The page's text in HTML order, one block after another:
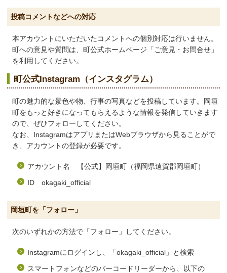
投稿コメントなどへの対応
本アカウントにいただいたコメントへの個別対応は行いません。
町への意見や質問は、町公式ホームページ「ご意見・お問合せ」
を利用してください。
町公式Instagram（インスタグラム）
町の魅力的な景色や物、行事の写真などを投稿しています。岡垣
町をもっと好きになってもらえるような情報を発信していきます
ので、ぜひフォローしてください。
なお、InstagramはアプリまたはWebブラウザから見ることがで
き、アカウントの登録が必要です。
アカウント名 【公式】岡垣町（福岡県遠賀郡岡垣町）
ID okagaki_official
岡垣町を「フォロー」
次のいずれかの方法で「フォロー」してください。
Instagramにログインし、「okagaki_official」と検索
スマートフォンなどのバーコードリーダーから、以下の